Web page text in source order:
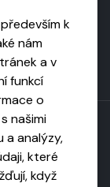
ND
k
nám
a v
funkcí
o
našimi
a analýzy,
které
když